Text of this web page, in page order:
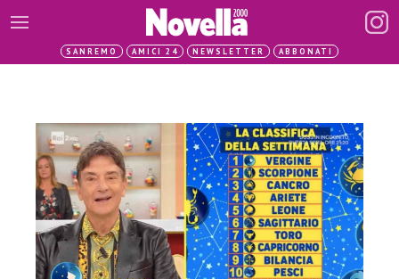
SANREMO AMICI 24 NEWSLETTER ABBONATI